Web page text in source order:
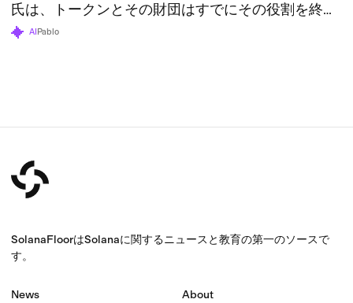
氏は、トークンとその財団はすでにその役割を終え
たと述べている。
AI Pablo
SolanaFloorはSolanaに関するニュースと教育の第一のソースで
す。
News About